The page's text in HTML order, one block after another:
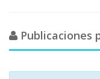
Publicaciones